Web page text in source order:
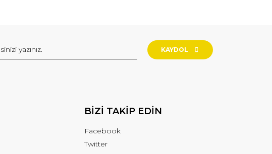
KAYDOL
BİZİ TAKİP EDİN
Facebook
Twitter